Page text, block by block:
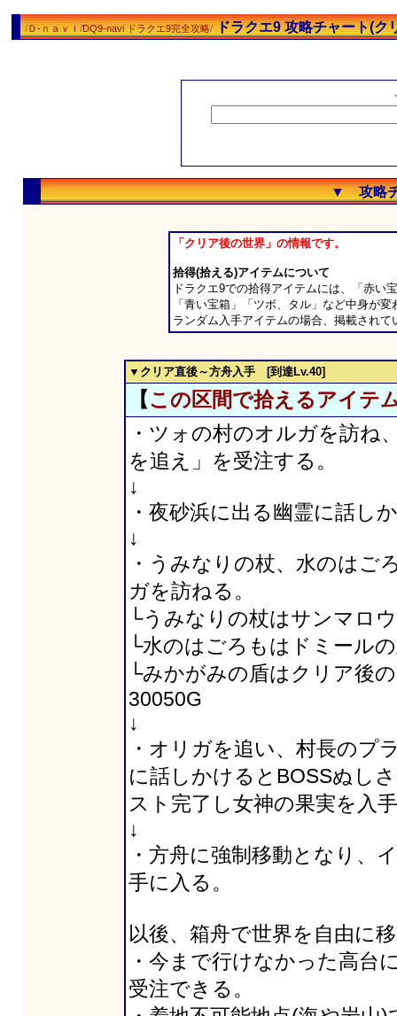
/Ｄ-ｎａｖｉ/DQ9-navi ドラクエ9完全攻略/ドラクエ9 攻略チャート(ク
▼ 攻略
「クリア後の世界」の情報です。
拾得(拾える)アイテムについて
ドラクエ9での拾得アイテムには、「赤い
「青い宝箱」「ツボ、タル」など中身が
ランダム入手アイテムの場合、掲載され
▼クリア直後～方舟入手 [到達Lv.40]
【この区間で拾えるアイテ
・ツォの村のオルガを訪
を追え」を受注する。
↓
・夜砂浜に出る幽霊に話し
↓
・うみなりの杖、水のはご
ガを訪ねる。
└うみなりの杖はサンマロ
└水のはごろもはドミール
└みかがみの盾はクリア後
30050G
↓
・オリガを追い、村長のプ
に話しかけるとBOSSぬし
スト完了し女神の果実を入
↓
・方舟に強制移動となり、
手に入る。
以後、箱舟で世界を自由に
・今まで行けなかった高台
受注できる。